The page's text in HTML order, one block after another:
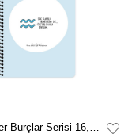
Hisli Şeyler Burçlar Serisi 16,5x22,5 Çizgili Spiralli Stickerli Defter - Dik Kafalı Demeyelim De Özgür Ruhlu Diyelim